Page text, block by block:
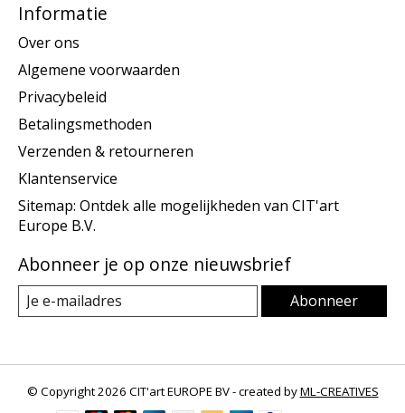
Informatie
Over ons
Algemene voorwaarden
Privacybeleid
Betalingsmethoden
Verzenden & retourneren
Klantenservice
Sitemap: Ontdek alle mogelijkheden van CIT'art
Europe B.V.
Abonneer je op onze nieuwsbrief
Abonneer
© Copyright 2026 CIT'art EUROPE BV - created byML-CREATIVES